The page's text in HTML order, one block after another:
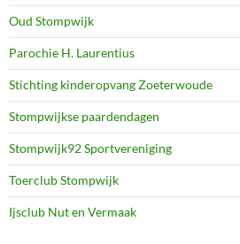
Oud Stompwijk
Parochie H. Laurentius
Stichting kinderopvang Zoeterwoude
Stompwijkse paardendagen
Stompwijk92 Sportvereniging
Toerclub Stompwijk
Ijsclub Nut en Vermaak